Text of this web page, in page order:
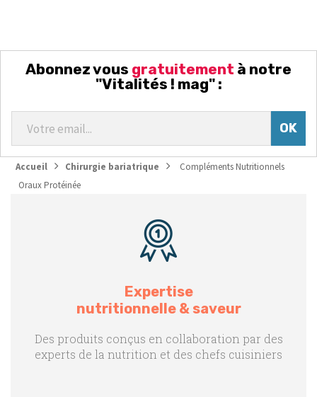
Accueil Chirurgie bariatrique
Compléments Nutritionnels
Oraux Protéinée
Abonnez vous gratuitement à notre
"Vitalités ! mag" :
Expertise
nutritionnelle & saveur
Des produits conçus en collaboration par des
experts de la nutrition et des chefs cuisiniers